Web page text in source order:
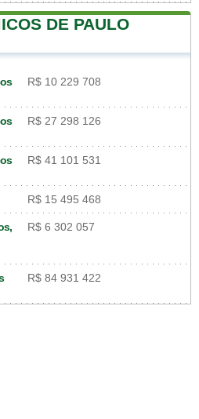
DE PAULO
R$ 10 229 708
R$ 27 298 126
R$ 41 101 531
R$ 15 495 468
R$ 6 302 057
R$ 84 931 422